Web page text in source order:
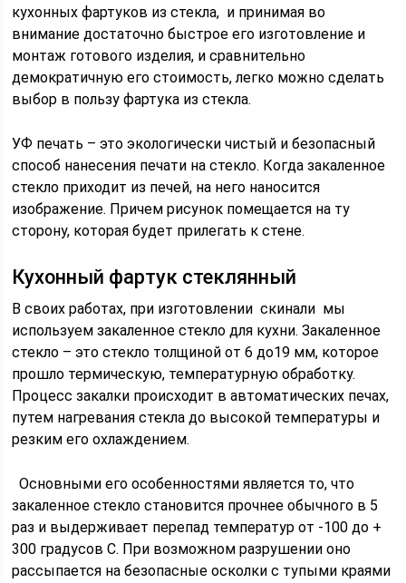
кухонных фартуков из стекла, и принимая во
внимание достаточно быстрое его изготовление и
монтаж готового изделия, и сравнительно
демократичную его стоимость, легко можно сделать
выбор в пользу фартука из стекла.
УФ печать – это экологически чистый и безопасный
способ нанесения печати на стекло. Когда закаленное
стекло приходит из печей, на него наносится
изображение. Причем рисунок помещается на ту
сторону, которая будет прилегать к стене.
Кухонный фартук стеклянный
В своих работах, при изготовлении скинали мы
используем закаленное стекло для кухни. Закаленное
стекло – это стекло толщиной от 6 до19 мм, которое
прошло термическую, температурную обработку.
Процесс закалки происходит в автоматических печах,
путем нагревания стекла до высокой температуры и
резким его охлаждением.
Основными его особенностями является то, что
закаленное стекло становится прочнее обычного в 5
раз и выдерживает перепад температур от -100 до +
300 градусов С. При возможном разрушении оно
рассыпается на безопасные осколки с тупыми краями